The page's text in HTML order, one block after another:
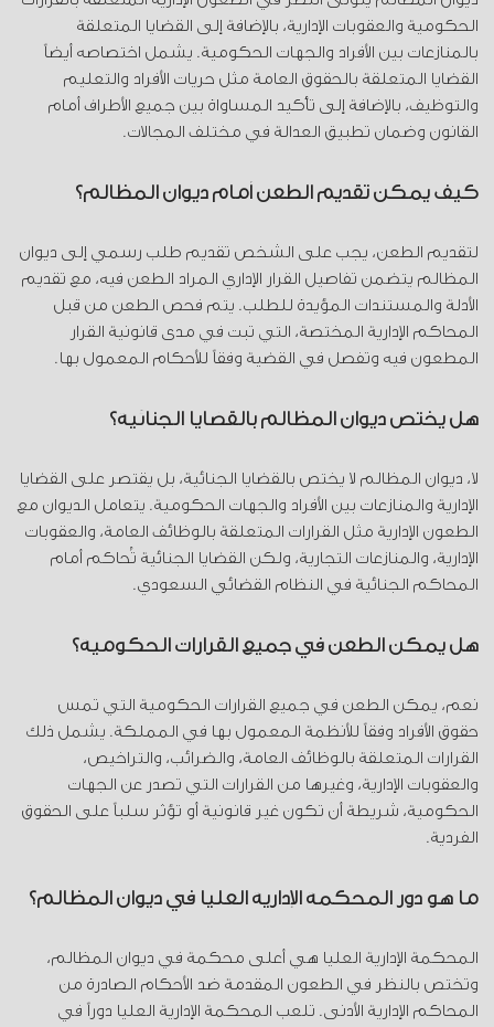
الحكومية والعقوبات الإدارية، بالإضافة إلى القضايا المتعلقة
بالمنازعات بين الأفراد والجهات الحكومية. يشمل اختصاصه أيضاً
القضايا المتعلقة بالحقوق العامة مثل حريات الأفراد والتعليم
والتوظيف، بالإضافة إلى تأكيد المساواة بين جميع الأطراف أمام
القانون وضمان تطبيق العدالة في مختلف المجالات.
كيف يمكن تقديم الطعن أمام ديوان المظالم؟
لتقديم الطعن، يجب على الشخص تقديم طلب رسمي إلى ديوان
المظالم يتضمن تفاصيل القرار الإداري المراد الطعن فيه، مع تقديم
الأدلة والمستندات المؤيدة للطلب. يتم فحص الطعن من قبل
المحاكم الإدارية المختصة، التي تبت في مدى قانونية القرار
المطعون فيه وتفصل في القضية وفقاً للأحكام المعمول بها.
هل يختص ديوان المظالم بالقضايا الجنائية؟
لا، ديوان المظالم لا يختص بالقضايا الجنائية، بل يقتصر على القضايا
الإدارية والمنازعات بين الأفراد والجهات الحكومية. يتعامل الديوان مع
الطعون الإدارية مثل القرارات المتعلقة بالوظائف العامة، والعقوبات
الإدارية، والمنازعات التجارية، ولكن القضايا الجنائية تُحاكم أمام
المحاكم الجنائية في النظام القضائي السعودي.
هل يمكن الطعن في جميع القرارات الحكومية؟
نعم، يمكن الطعن في جميع القرارات الحكومية التي تمس
حقوق الأفراد وفقاً للأنظمة المعمول بها في المملكة. يشمل ذلك
القرارات المتعلقة بالوظائف العامة، والضرائب، والتراخيص،
والعقوبات الإدارية، وغيرها من القرارات التي تصدر عن الجهات
الحكومية، شريطة أن تكون غير قانونية أو تؤثر سلباً على الحقوق
الفردية.
ما هو دور المحكمة الإدارية العليا في ديوان المظالم؟
المحكمة الإدارية العليا هي أعلى محكمة في ديوان المظالم،
وتختص بالنظر في الطعون المقدمة ضد الأحكام الصادرة من
المحاكم الإدارية الأدنى. تلعب المحكمة الإدارية العليا دوراً في